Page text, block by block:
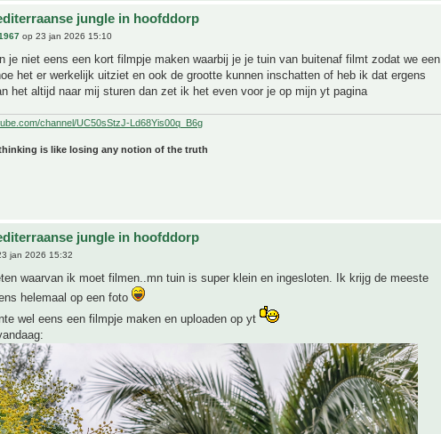
jungle in hoofddorp
op 23 jan 2026 15:10
je niet eens een kort filmpje maken waarbij je je tuin van buitenaf filmt zodat we een
het er werkelijk uitziet en ook de grootte kunnen inschatten of heb ik dat ergens
het altijd naar mij sturen dan zet ik het even voor je op mijn yt pagina
channel/UC50sStzJ-Ld68Yis00q_B6g
is like losing any notion of the truth
jungle in hoofddorp
jan 2026 15:32
waarvan ik moet filmen..mn tuin is super klein en ingesloten. Ik krijg de meeste
helemaal op een foto
wel eens een filmpje maken en uploaden op yt